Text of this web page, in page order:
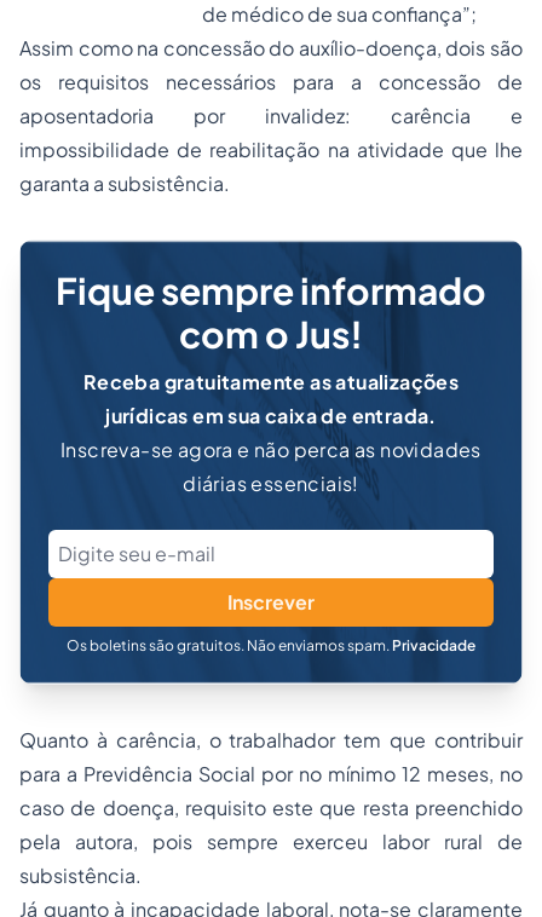
de médico de sua confiança”;
Assim como na concessão do auxílio-doença, dois são
os requisitos necessários para a concessão de
aposentadoria por invalidez: carência e
impossibilidade de reabilitação na atividade que lhe
garanta a subsistência.
Fique sempre informado
com o Jus!
Receba gratuitamente as atualizações
jurídicas em sua caixa de entrada.
Inscreva-se agora e não perca as novidades
diárias essenciais!
Inscrever
Os boletins são gratuitos. Não enviamos spam. Privacidade
Quanto à carência, o trabalhador tem que contribuir
para a Previdência Social por no mínimo 12 meses, no
caso de doença, requisito este que resta preenchido
pela autora, pois sempre exerceu labor rural de
subsistência.
Já quanto à incapacidade laboral, nota-se claramente